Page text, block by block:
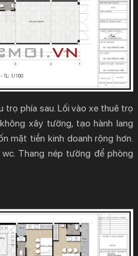
trọ phía sau. Lối vào xe thuê trọ
xây tường, tạo hành lang
mặt tiền kinh doanh rộng hơn.
Thang nép tường để phòng